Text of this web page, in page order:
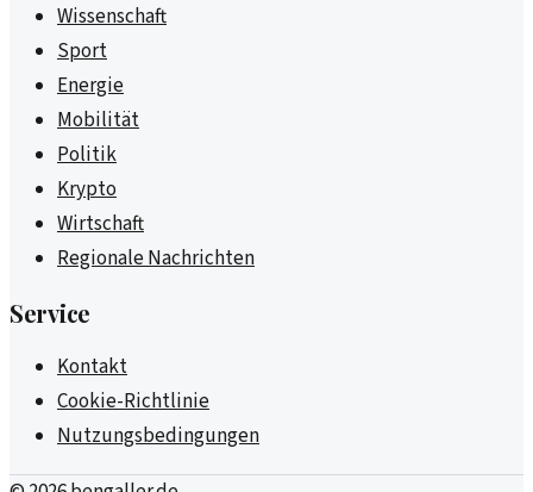
Wissenschaft
Sport
Energie
Mobilität
Politik
Krypto
Wirtschaft
Regionale Nachrichten
Service
Kontakt
Cookie-Richtlinie
Nutzungsbedingungen